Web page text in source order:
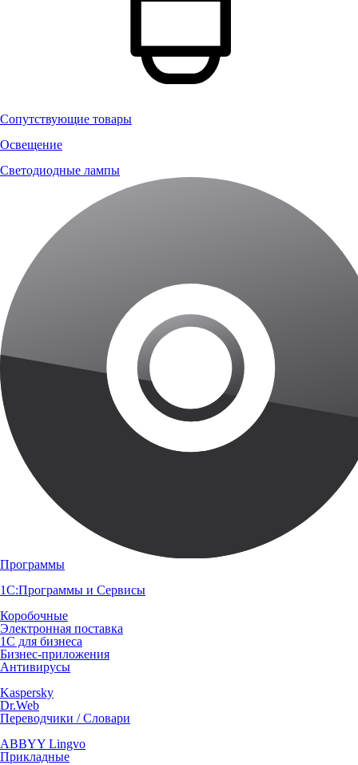
Сопутствующие товары
Освещение
Светодиодные лампы
Программы
1С:Программы и Сервисы
Коробочные
Электронная поставка
1С для бизнеса
Бизнес-приложения
Антивирусы
Kaspersky
Dr.Web
Переводчики / Словари
ABBYY Lingvo
Прикладные